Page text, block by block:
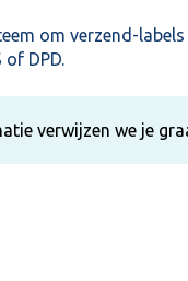
om verzend-
of DPD.
verwijzen we je